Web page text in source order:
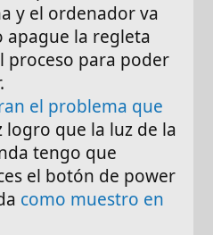
y el ordenador va
la regleta
proceso para poder
el problema que
logro que la luz de la
tengo que
el botón de power
como muestro en